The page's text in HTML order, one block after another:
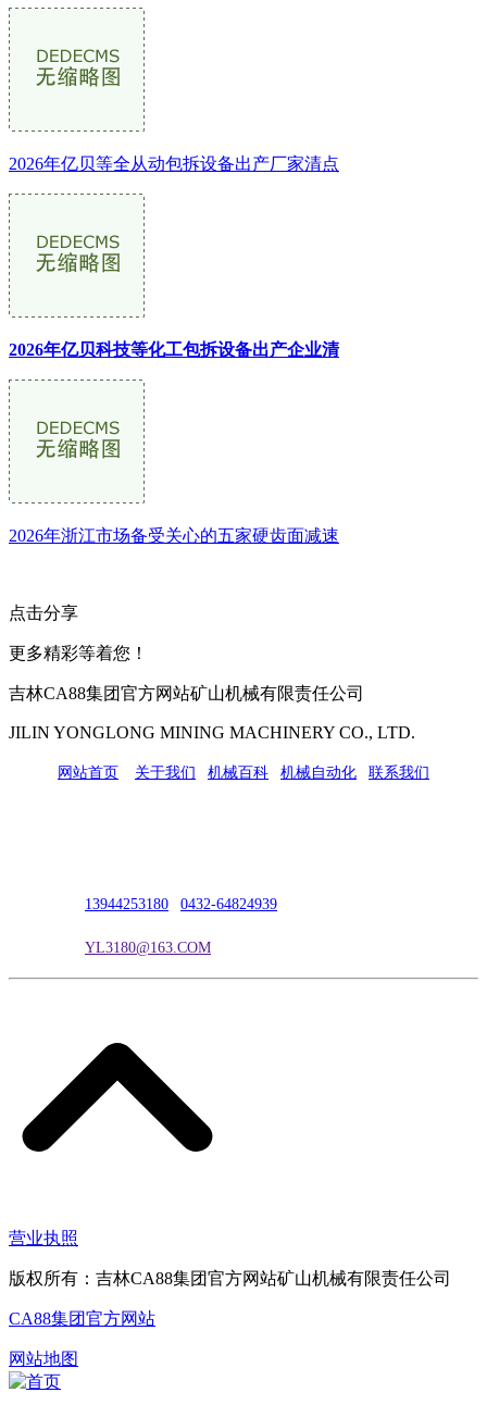
2026年亿贝等全从动包拆设备出产厂家清点
2026年亿贝科技等化工包拆设备出产企业清
2026年浙江市场备受关心的五家硬齿面减速
点击分享
更多精彩等着您！
吉林CA88集团官方网站矿山机械有限责任公司
JILIN YONGLONG MINING MACHINERY CO., LTD.
网站首页 关于我们 机械百科 机械自动化 联系我们
13944253180 0432-64824939
YL3180@163.COM
营业执照
版权所有：吉林CA88集团官方网站矿山机械有限责任公司
CA88集团官方网站
网站地图